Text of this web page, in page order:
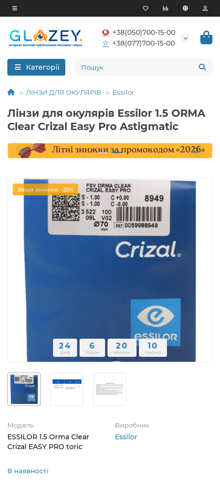
+38(050)700-15-00
+38(077)700-15-00
Категорії
ЛІНЗИ ДЛЯ ОКУЛЯРІВ Essilor
Лінзи для окулярів Essilor 1.5 ORMA
Clear Crizal Easy Pro Astigmatic
Ваша знижка: -25%
24
днів
6
годин
20
хвилин
8
секунд
Модель
ESSILOR 1.5 Orma Clear
Crizal EASY PRO toric
Виробник
Essilor
В наявності